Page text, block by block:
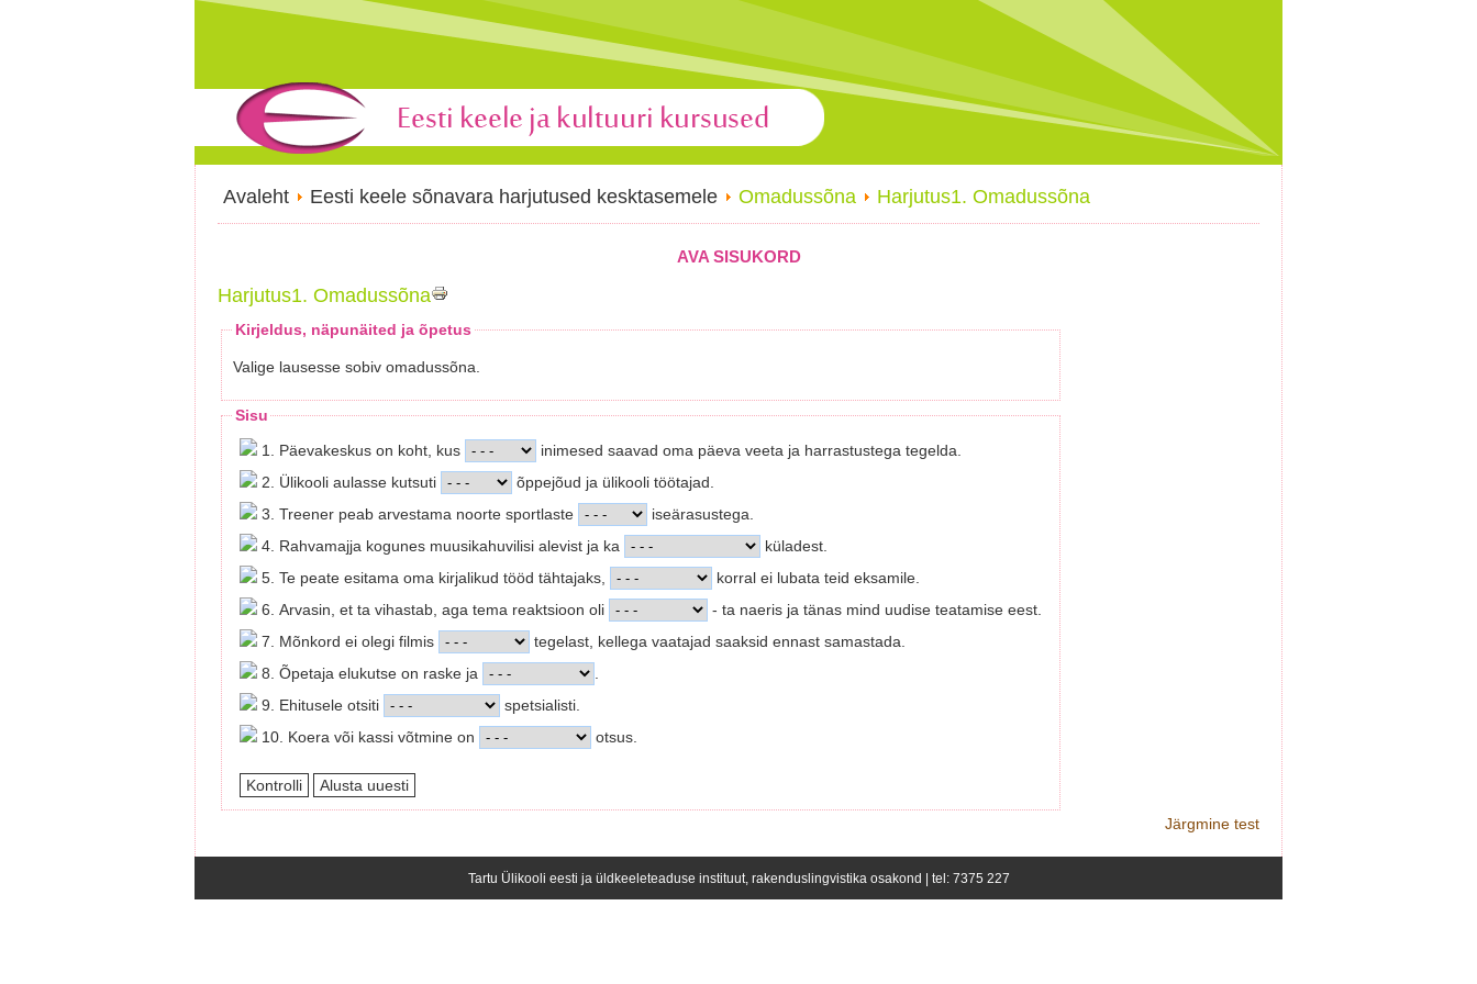
Avaleht Eesti keele sõnavara harjutused kesktasemele Omadussõna Harjutus1. Omadussõna
AVA SISUKORD
Harjutus1. Omadussõna
Kirjeldus, näpunäited ja õpetus
Valige lausesse sobiv omadussõna.
Sisu
1. Päevakeskus on koht, kus
inimesed saavad oma päeva veeta ja harrastustega tegelda.
2. Ülikooli aulasse kutsuti
õppejõud ja ülikooli töötajad.
3. Treener peab arvestama noorte sportlaste
iseärasustega.
4. Rahvamajja kogunes muusikahuvilisi alevist ja ka
küladest.
5. Te peate esitama oma kirjalikud tööd tähtajaks,
korral ei lubata teid eksamile.
6. Arvasin, et ta vihastab, aga tema reaktsioon oli
- ta naeris ja tänas mind uudise teatamise eest.
7. Mõnkord ei olegi filmis
tegelast, kellega vaatajad saaksid ennast samastada.
8. Õpetaja elukutse on raske ja
9. Ehitusele otsiti
spetsialisti.
10. Koera või kassi võtmine on
otsus.
Järgmine test
Tartu Ülikooli eesti ja üldkeeleteaduse instituut, rakenduslingvistika osakond | tel: 7375 227